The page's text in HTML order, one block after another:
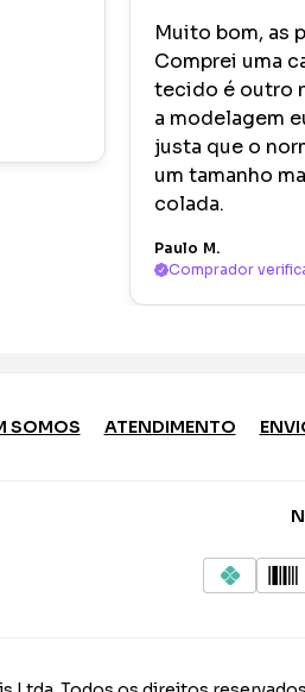
Muito bom, as
Comprei uma
tecido é outro
a modelagem
justa que o
um tamanho
colada.
Paulo M.
Comprador
SOMOS ATENDIMENTO